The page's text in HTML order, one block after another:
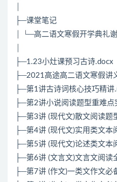
├─课堂笔记
│ └─高二语文寒假开学典礼
├─1.23小灶课预习古诗.docx
├─2021高途高二语文寒假讲
├─第1讲古诗词核心技巧精讲
├─第2讲小说阅读题型重难点
├─第3讲 (现代文)散文阅读题
├─第4讲 (现代文)实用类文本
├─第5讲 (现代文)论述类文本
├─第6讲 (文言文)文言文阅读
├─第7讲 (作文)一类文作文必